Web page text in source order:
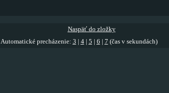
Naspäť do zložky
Automatické precházenie: 3 4| 5 6 7 (čas v sekundách)